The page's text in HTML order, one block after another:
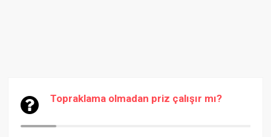
Topraklama olmadan priz çalışır mı?